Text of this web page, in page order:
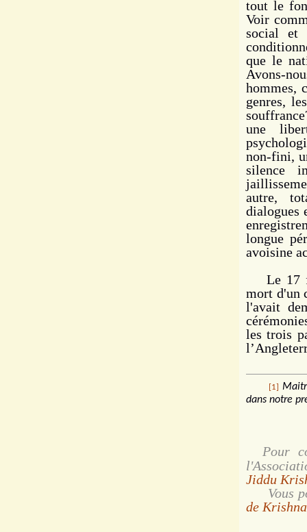
tout le
Voir
social et
que le
Avons-
hommes,
genres,
une
non-fini,
silence
autre,
dialogues
longue
avoisine
Le 17
mort d'un
l'avait
les trois
[1]
dans notre
Pour
Jiddu
Vous
de